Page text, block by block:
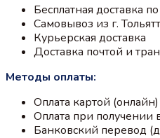
Бесплатная доставка
Самовывоз из г.
Курьерская доставка
Доставка почтой и
Методы оплаты:
Оплата картой (онлайн)
Оплата при получении
Банковский перевод